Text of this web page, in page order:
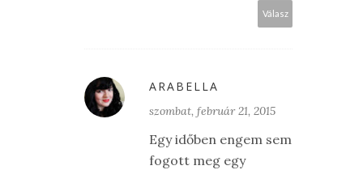
Válasz
ARABELLA
szombat, február 21, 2015
Egy időben engem sem
fogott meg egy